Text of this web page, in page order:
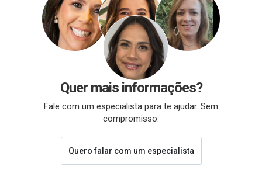
Quer mais informações?
Fale com um especialista para te ajudar. Sem
compromisso.
Quero falar com um especialista